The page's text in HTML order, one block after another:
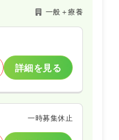
一般＋療養
詳細を見る
一時募集休止